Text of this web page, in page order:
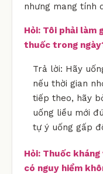
nhưng mang tính
Hỏi: Tôi phải làm
thuốc trong
Trả lời: Hãy
nếu thời gian
tiếp theo, hãy
uống liều mới
tự ý uống gấp
Hỏi: Thuốc
có nguy hiểm